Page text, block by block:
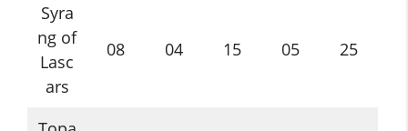
Syra
ng of
Lasc
ars
08 04 15 05 25